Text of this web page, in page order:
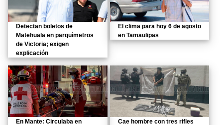
Detectan boletos de
Matehuala en parquímetros
de Victoria; exigen
explicación
El clima para hoy 6 de agosto
en Tamaulipas
En Mante: Circulaba en
Cae hombre con tres rifles